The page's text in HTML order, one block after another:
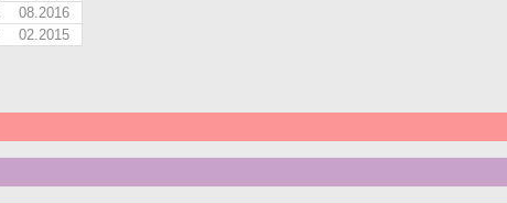
08.2016
02.2015